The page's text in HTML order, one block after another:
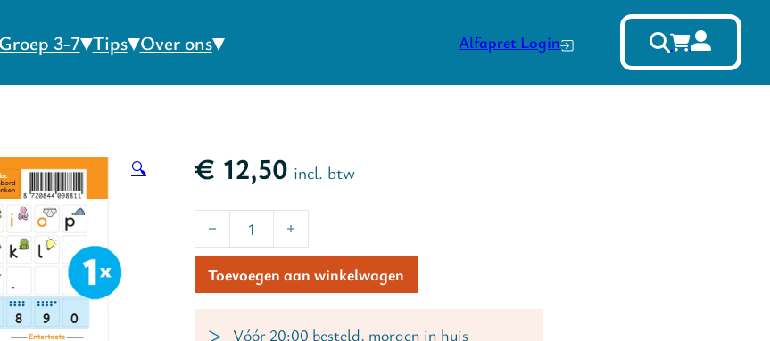
3-7 Tips Over ons Alfapret Login
🔍 € 12,50 incl. btw
Alfapret Toetsenbord stickers aantal
Toevoegen aan winkelwagen
Vóór 20:00 besteld, morgen in huis